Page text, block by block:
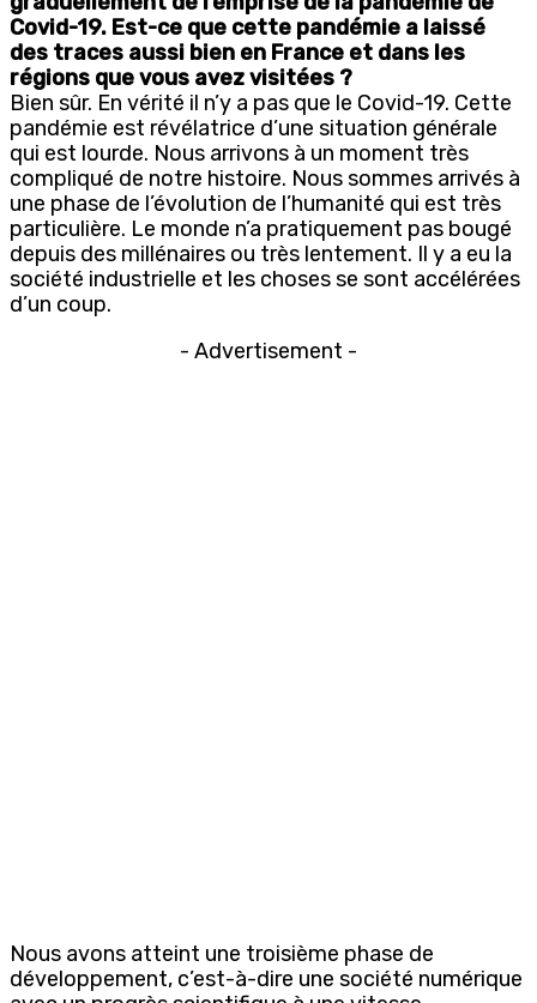
Covid-19. Est-ce que cette pandémie a laissé
des traces aussi bien en France et dans les
régions que vous avez visitées ?
Bien sûr. En vérité il n’y a pas que le Covid-19. Cette
pandémie est révélatrice d’une situation générale
qui est lourde. Nous arrivons à un moment très
compliqué de notre histoire. Nous sommes arrivés à
une phase de l’évolution de l’humanité qui est très
particulière. Le monde n’a pratiquement pas bougé
depuis des millénaires ou très lentement. Il y a eu la
société industrielle et les choses se sont accélérées
d’un coup.
- Advertisement -
Nous avons atteint une troisième phase de
développement, c’est-à-dire une société numérique